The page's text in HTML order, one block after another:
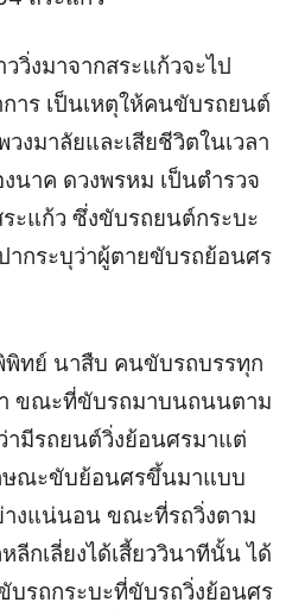
วิ่งมาจากสระแก้วจะไป
าร เป็นเหตุให้คนขับรถยนต์
งมาลัยและเสียชีวิตในเวลา
นาค ดวงพรหม เป็นตำรวจ
ะแก้ว ซึ่งขับรถยนต์กระบะ
ากระบุว่าผู้ตายขับรถย้อนศร
พิทย์ นาสืบ คนขับรถบรรทุก
า ขณะที่ขับรถมาบนถนนตาม
มีรถยนต์วิ่งย้อนศรมาแต่
ณะขับย้อนศรขึ้นมาแบบ
างแน่นอน ขณะที่รถวิ่งตาม
ลีกเลี่ยงได้เสี้ยววินาทีนั้น ได้
รถกระบะที่ขับรถวิ่งย้อนศร